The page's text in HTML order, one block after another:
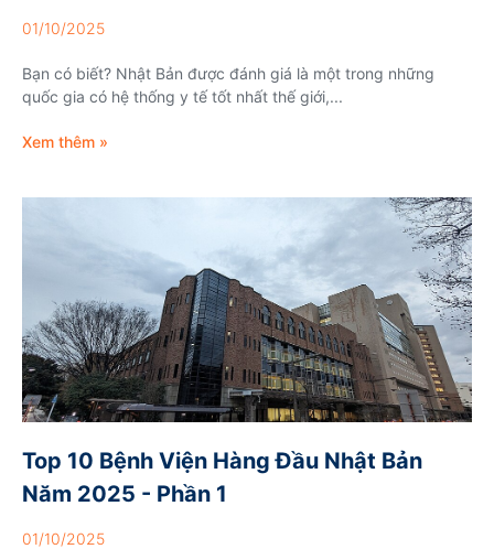
01/10/2025
Bạn có biết? Nhật Bản được đánh giá là một trong những
quốc gia có hệ thống y tế tốt nhất thế giới,...
Xem thêm »
Top 10 Bệnh Viện Hàng Đầu Nhật Bản
Năm 2025 - Phần 1
01/10/2025